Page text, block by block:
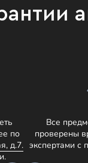
по
д.7.
Все
проверены
экспертами с